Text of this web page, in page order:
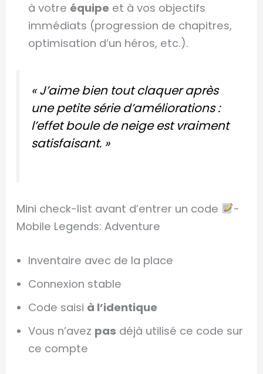
à votre équipe et à vos objectifs
immédiats (progression de chapitres,
optimisation d’un héros, etc.).
« J’aime bien tout claquer après
une petite série d’améliorations :
l’effet boule de neige est vraiment
satisfaisant. »
Mini check-list avant d’entrer un code
-
Mobile Legends: Adventure
Inventaire avec de la place
Connexion stable
Code saisi à l’identique
Vous n’avez pas déjà utilisé ce code sur
ce compte